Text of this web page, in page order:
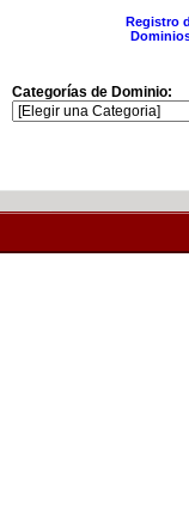
Registro
Categorías de Dominio: